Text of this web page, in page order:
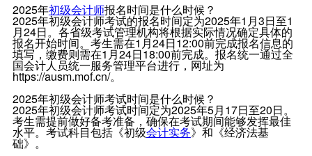
2025年初级会计师报名时间是什么时候？
2025年初级会计师考试的报名时间定为2025年1月3日至1
月24日。各省级考试管理机构将根据实际情况确定具体的
报名开始时间。考生需在1月24日12:00前完成报名信息的
填写，缴费则需在1月24日18:00前完成。报名统一通过全
国会计人员统一服务管理平台进行，网址为
https://ausm.mof.cn/。
2025年初级会计师考试时间是什么时候？
2025年初级会计师考试时间定为2025年5月17日至20日。
考生需提前做好备考准备，确保在考试期间能够发挥最佳
水平。考试科目包括《初级会计实务》和《经济法基
础》。